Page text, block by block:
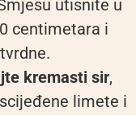
utisnite u
centimetara i
kremasti sir,
limete i